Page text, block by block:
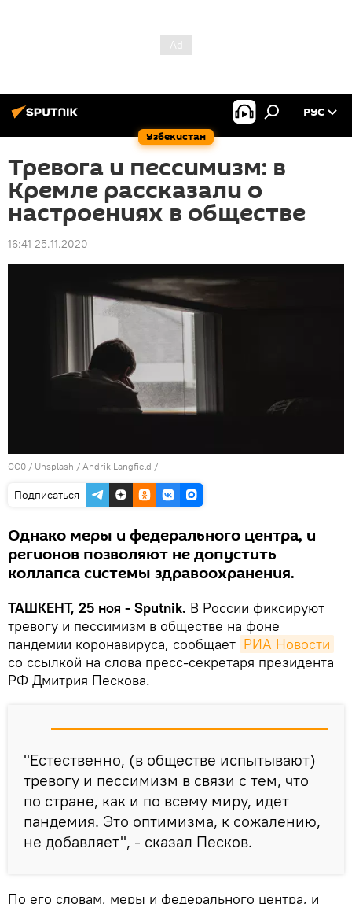
Узбекистан
РУС
Тревога и пессимизм: в
Кремле рассказали о
настроениях в обществе
16:41 25.11.2020
CC0 / Unsplash / Andrik Langfield /
Подписаться
Однако меры и федерального центра, и
регионов позволяют не допустить
коллапса системы здравоохранения.
ТАШКЕНТ, 25 ноя - Sputnik. В России фиксируют
тревогу и пессимизм в обществе на фоне
пандемии коронавируса, сообщает РИА Новости
со ссылкой на слова пресс-секретаря президента
РФ Дмитрия Пескова.
"Естественно, (в обществе испытывают)
тревогу и пессимизм в связи с тем, что
по стране, как и по всему миру, идет
пандемия. Это оптимизма, к сожалению,
не добавляет", - сказал Песков.
По его словам, меры и федерального центра, и